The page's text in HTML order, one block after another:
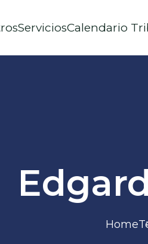
ServiciosCalendario
Home